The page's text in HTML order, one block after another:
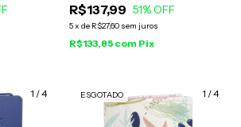
R$137,99 51% OFF
5x de R$27,60 sem juros
R$133,85 com Pix
1 /4 1 /4
ESGOTADO